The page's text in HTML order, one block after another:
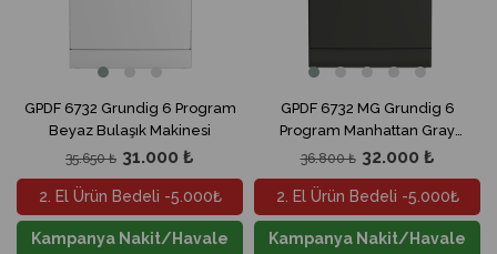
GPDF 6732 Grundig 6 Program
Beyaz Bulaşık Makinesi
31.000 ₺
35.650 ₺
2. El Ürün Bedeli -5.000₺
Kampanya Nakit/Havale
GPDF 6732 MG Grundig 6
Program Manhattan Gray
Bulaşık Makinesi
32.000 ₺
36.800 ₺
2. El Ürün Bedeli -5.000₺
Kampanya Nakit/Havale